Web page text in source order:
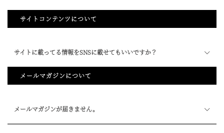
サイトコンテンツについて
サイトに載ってる情報をSNSに載せてもいいですか？
メールマガジンについて
メールマガジンが届きません。